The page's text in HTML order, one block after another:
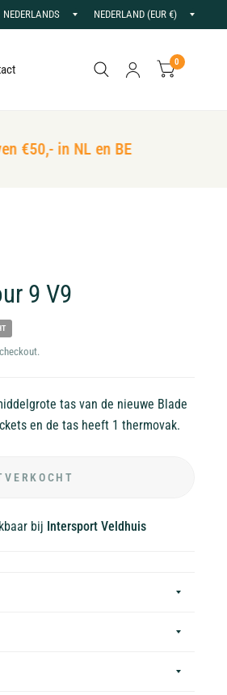
Land/regio
Land/
0
€50,- in NL en BE
9 V9
tas van de nieuwe Blade
en de tas heeft 1 thermovak.
bij Intersport Veldhuis